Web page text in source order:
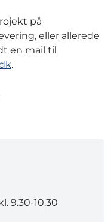
på
eller allerede
en mail til
.
9.30-10.30